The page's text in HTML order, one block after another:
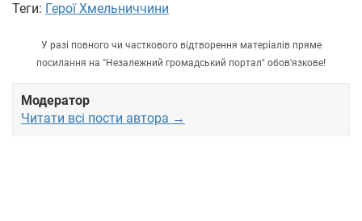
Теги: Герої Хмельниччини
У разі повного чи часткового відтворення матеріалів пряме
посилання на "Незалежний громадський портал" обов'язкове!
Модератор
Читати всі пости автора →